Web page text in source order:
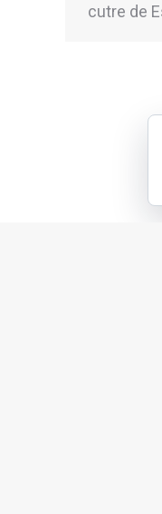
cutre de